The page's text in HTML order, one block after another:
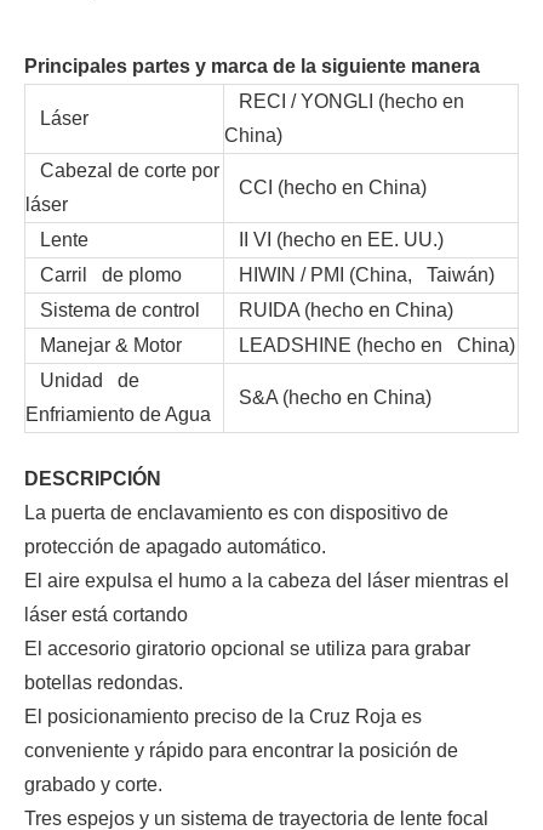
Principales partes y marca de la siguiente manera
Láser
RECI / YONGLI (hecho en
China)
Cabezal de corte por
láser
CCI (hecho en China)
Lente
II VI (hecho en EE. UU.)
Carril de plomo
HIWIN / PMI (China, Taiwán)
Sistema de control
RUIDA (hecho en China)
Manejar & Motor
LEADSHINE (hecho en China)
Unidad de
Enfriamiento de Agua
S&A (hecho en China)
DESCRIPCIÓN
La puerta de enclavamiento es con dispositivo de
protección de apagado automático.
El aire expulsa el humo a la cabeza del láser mientras el
láser está cortando
El accesorio giratorio opcional se utiliza para grabar
botellas redondas.
El posicionamiento preciso de la Cruz Roja es
conveniente y rápido para encontrar la posición de
grabado y corte.
Tres espejos y un sistema de trayectoria de lente focal